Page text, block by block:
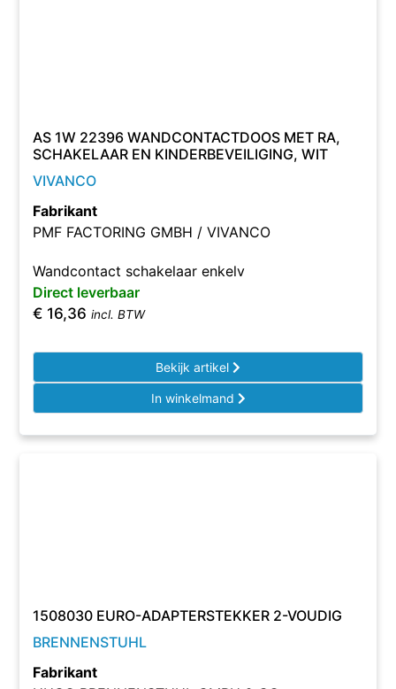
AS 1W 22396 WANDCONTACTDOOS MET RA,
SCHAKELAAR EN KINDERBEVEILIGING, WIT
VIVANCO
Fabrikant
PMF FACTORING GMBH / VIVANCO
Wandcontact schakelaar enkelv
Direct leverbaar
€ 16,36 incl. BTW
Bekijk artikel
In winkelmand
1508030 EURO-ADAPTERSTEKKER 2-VOUDIG
BRENNENSTUHL
Fabrikant